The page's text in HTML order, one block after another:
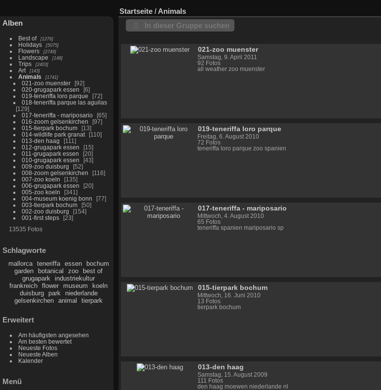
Alben
Best of 1276
Holidays 5075
Flowers 2749
Landscape 148
Trips 2403
Art 143
Animals 1741
021-zoo muenster
92
020-grugapark essen
6
019-teneriffa loro parque
72
018-teneriffa parque las aguilas
129
017-teneriffa - mariposario
65
016-zoom gelsenkirchen
97
015-tierpark bochum
13
014-wildlife park granat
110
013-den haag
111
012-grugapark essen
15
011-grugapark essen
20
010-grugapark essen
43
009-zoo duisburg
52
008-zoom gelsenkirchen
116
007-zoo koeln
135
006-grugapark essen
20
005-zoo koeln
341
004-museum koenig bonn
77
003-tierpark bochum
50
002-zoo duisburg
154
001-first steps
23
13535 Fotos
Schlagworte
mallorca teneriffa essen
bochum
garden
botanical zoo
best of
grugapark
industriekultur
frankreich
flower museum
koeln
duisburg
park
niederlande
gelsenkirchen
animal tierpark
Erweitert
Am häufigsten angesehen
Am besten bewertet
Neueste Fotos
Neueste Alben
Kalender
Menü
Startseite / Animals
In dieser Gruppe suchen
021-zoo muenster
Samstag, 9. April 2011
92 Fotos
all weather zoo muenster
019-teneriffa loro parque
Freitag, 6. August 2010
72 Fotos
teneriffa loro parque zoo spanien
017-teneriffa - mariposario
Mittwoch, 4. August 2010
65 Fotos
teneriffa spanien mariposario sp
015-tierpark bochum
Mittwoch, 16. Juni 2010
13 Fotos
tierpark bochum
013-den haag
Samstag, 15. August 2009
111 Fotos
den haag moewen niederlande nl